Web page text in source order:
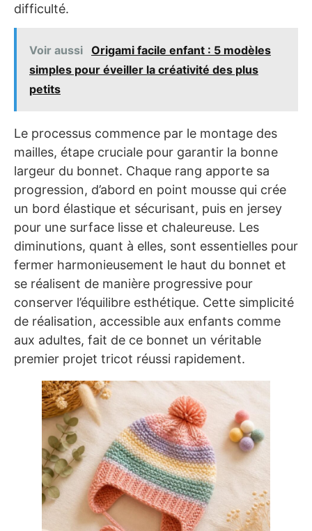
difficulté.
Voir aussi Origami facile enfant : 5 modèles
simples pour éveiller la créativité des plus
petits
Le processus commence par le montage des
mailles, étape cruciale pour garantir la bonne
largeur du bonnet. Chaque rang apporte sa
progression, d’abord en point mousse qui crée
un bord élastique et sécurisant, puis en jersey
pour une surface lisse et chaleureuse. Les
diminutions, quant à elles, sont essentielles pour
fermer harmonieusement le haut du bonnet et
se réalisent de manière progressive pour
conserver l’équilibre esthétique. Cette simplicité
de réalisation, accessible aux enfants comme
aux adultes, fait de ce bonnet un véritable
premier projet tricot réussi rapidement.